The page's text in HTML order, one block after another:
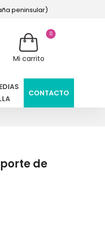
peninsular)
0
Mi carrito
CONTACTO
de